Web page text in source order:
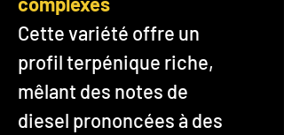
Cette variété offre un
profil terpénique riche,
mêlant des notes de
diesel prononcées à des